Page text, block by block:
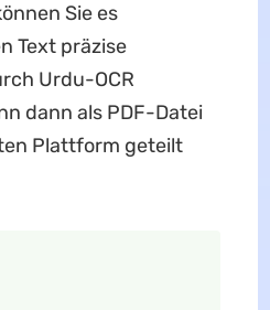
Sie es
Text präzise
Urdu-OCR
dann als PDF-Datei
Plattform geteilt